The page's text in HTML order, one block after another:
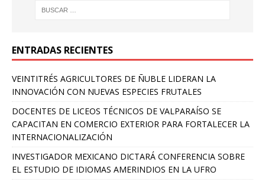
ENTRADAS RECIENTES
VEINTITRÉS AGRICULTORES DE ÑUBLE LIDERAN LA
INNOVACIÓN CON NUEVAS ESPECIES FRUTALES
DOCENTES DE LICEOS TÉCNICOS DE VALPARAÍSO SE
CAPACITAN EN COMERCIO EXTERIOR PARA FORTALECER LA
INTERNACIONALIZACIÓN
INVESTIGADOR MEXICANO DICTARÁ CONFERENCIA SOBRE
EL ESTUDIO DE IDIOMAS AMERINDIOS EN LA UFRO